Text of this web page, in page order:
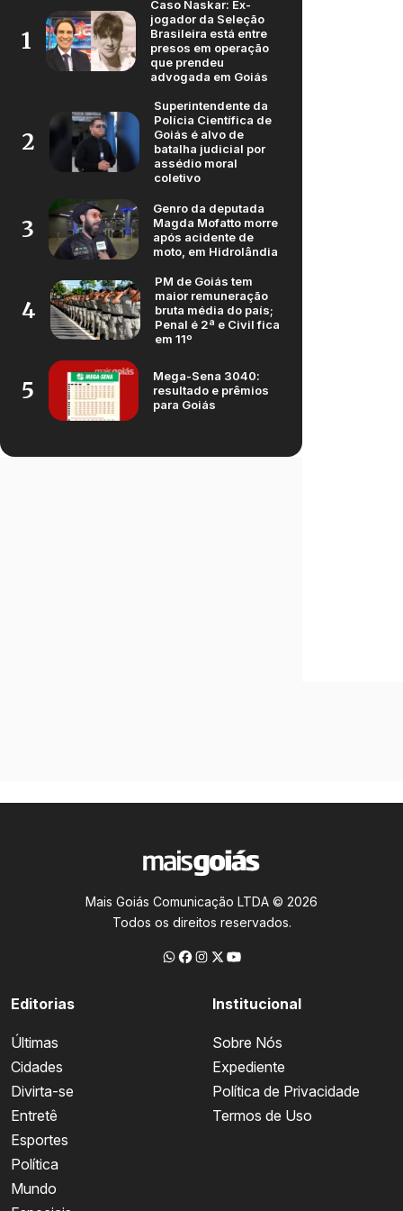
1
Caso Naskar: Ex-
jogador da Seleção
Brasileira está entre
presos em operação
que prendeu
advogada em Goiás
2
Superintendente da
Polícia Científica de
Goiás é alvo de
batalha judicial por
assédio moral
coletivo
3
Genro da deputada
Magda Mofatto morre
após acidente de
moto, em Hidrolândia
4
PM de Goiás tem
maior remuneração
bruta média do país;
Penal é 2ª e Civil fica
em 11º
5
Mega-Sena 3040:
resultado e prêmios
para Goiás
Mais Goiás Comunicação LTDA © 2026
Todos os direitos reservados.
Editorias
Últimas
Cidades
Divirta-se
Entretê
Esportes
Política
Mundo
Institucional
Sobre Nós
Expediente
Política de Privacidade
Termos de Uso